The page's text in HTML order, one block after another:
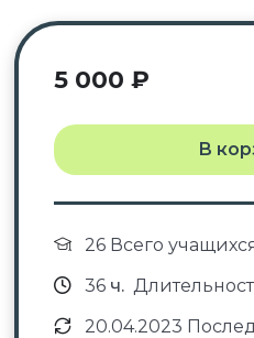
5 000 ₽
В
26 Всего
36ч.
20.04.2023